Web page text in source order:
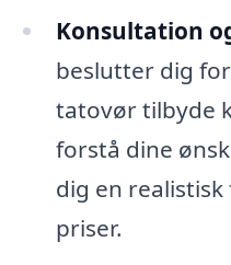
Konsultation
beslutter dig
tatovør tilbyde
forstå dine
dig en
priser.